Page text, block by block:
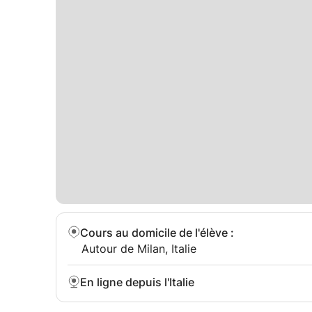
Cours au domicile de l'élève :
Autour de Milan, Italie
En ligne depuis l'Italie